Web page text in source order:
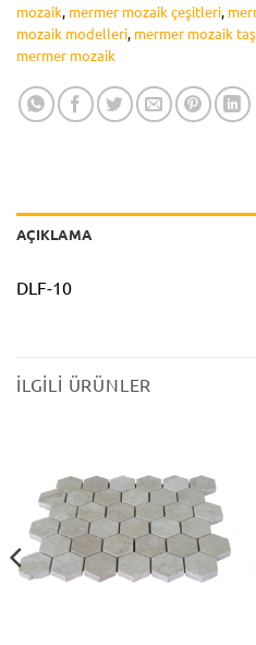
mozaik, mermer mozaik çeşitleri,
mozaik modelleri, mermer mozaik
mermer mozaik
AÇIKLAMA
DLF-10
İLGILI ÜRÜNLER